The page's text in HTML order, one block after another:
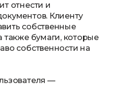
отнести и
Клиенту
собственные
также бумаги, которые
собственности на
—